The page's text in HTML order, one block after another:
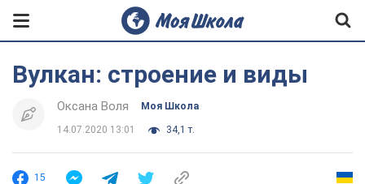
Вулкан: строение и виды
Оксана Воля Моя Школа
14.07.2020 13:01 34,1 т.
15